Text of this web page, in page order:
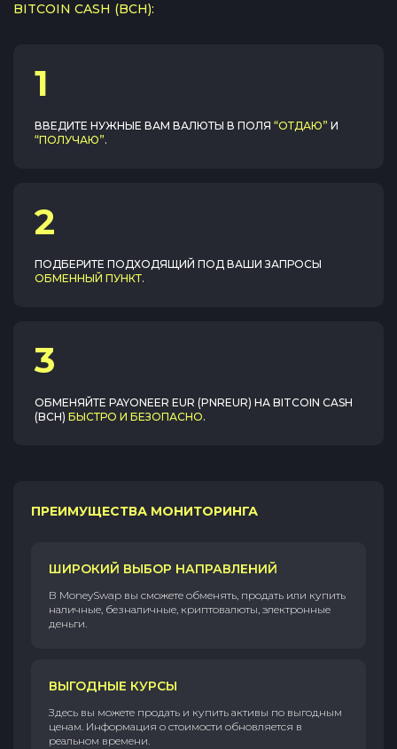
BITCOIN CASH (BCH):
1
ВВЕДИТЕ НУЖНЫЕ ВАМ ВАЛЮТЫ В ПОЛЯ “ОТДАЮ” И
“ПОЛУЧАЮ”.
2
ПОДБЕРИТЕ ПОДХОДЯЩИЙ ПОД ВАШИ ЗАПРОСЫ
ОБМЕННЫЙ ПУНКТ.
3
ОБМЕНЯЙТЕ PAYONEER EUR (PNREUR) НА BITCOIN CASH
(BCH) БЫСТРО И БЕЗОПАСНО.
ПРЕИМУЩЕСТВА МОНИТОРИНГА
ШИРОКИЙ ВЫБОР НАПРАВЛЕНИЙ
В MoneySwap вы сможете обменять, продать или купить
наличные, безналичные, криптовалюты, электронные
деньги.
ВЫГОДНЫЕ КУРСЫ
Здесь вы можете продать и купить активы по выгодным
ценам. Информация о стоимости обновляется в
реальном времени.